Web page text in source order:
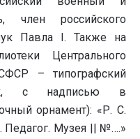
член российского
Павла I. Также на
Центрального
– типографский
с надписью в
орнамент): «Р. С.
Педагог. Музея || №….»